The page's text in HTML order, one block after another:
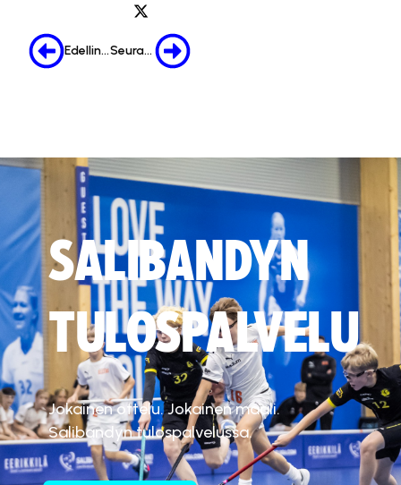
Edellinen Seuraava
SALIBANDYN
TULOSPALVELU
Jokainen ottelu. Jokainen maali.
Salibandyn tulospalvelussa.